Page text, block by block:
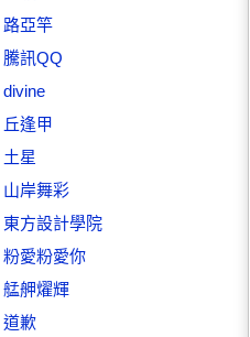
路亞竿
騰訊QQ
divine
丘逢甲
土星
山岸舞彩
東方設計學院
粉愛粉愛你
艋舺燿輝
道歉